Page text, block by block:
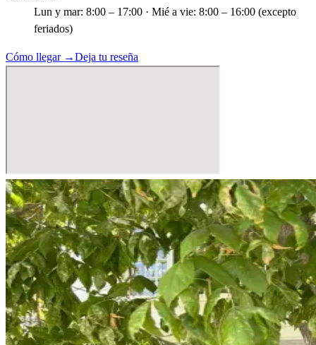
Lun y mar: 8:00 – 17:00 · Mié a vie: 8:00 – 16:00 (excepto
feriados)
Cómo llegar →Deja tu reseña